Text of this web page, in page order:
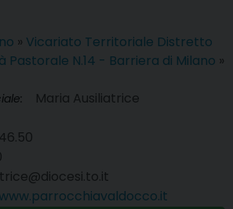
» Vicariato Territoriale Distretto
Pastorale N.14 - Barriera di Milano »
Maria Ausiliatrice